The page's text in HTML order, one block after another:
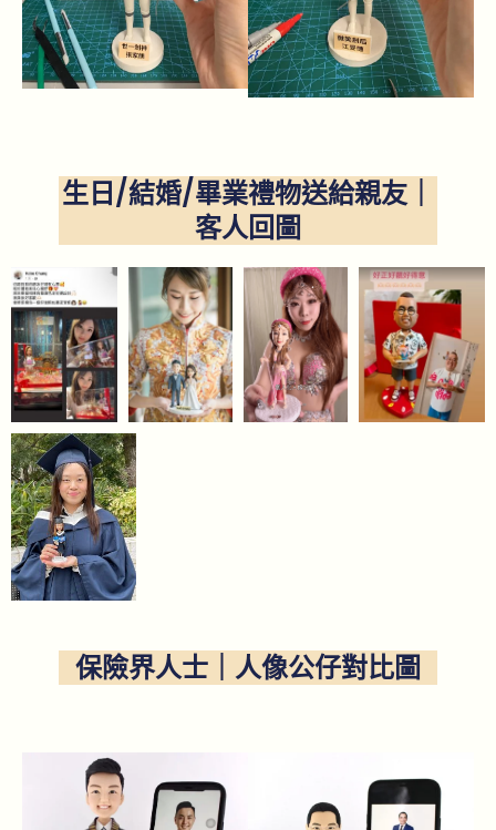
生日/結婚/畢業禮物送給親友｜
客人回圖
保險界人士｜人像公仔對比圖